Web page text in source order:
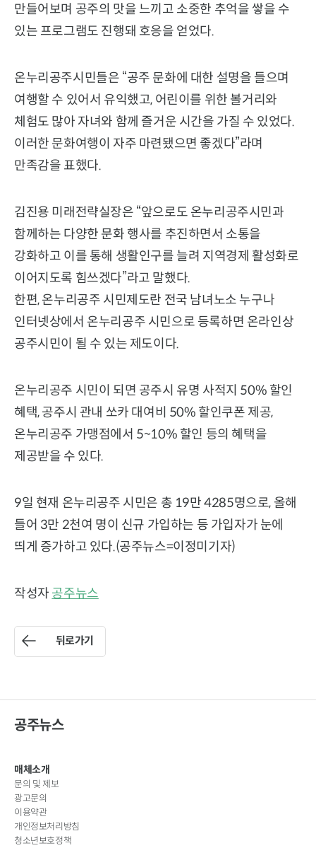
만들어보며 공주의 맛을 느끼고 소중한 추억을 쌓을 수
있는 프로그램도 진행돼 호응을 얻었다.
온누리공주시민들은 “공주 문화에 대한 설명을 들으며
여행할 수 있어서 유익했고, 어린이를 위한 볼거리와
체험도 많아 자녀와 함께 즐거운 시간을 가질 수 있었다.
이러한 문화여행이 자주 마련됐으면 좋겠다”라며
만족감을 표했다.
김진용 미래전략실장은 “앞으로도 온누리공주시민과
함께하는 다양한 문화 행사를 추진하면서 소통을
강화하고 이를 통해 생활인구를 늘려 지역경제 활성화로
이어지도록 힘쓰겠다”라고 말했다.
한편, 온누리공주 시민제도란 전국 남녀노소 누구나
인터넷상에서 온누리공주 시민으로 등록하면 온라인상
공주시민이 될 수 있는 제도이다.
온누리공주 시민이 되면 공주시 유명 사적지 50% 할인
혜택, 공주시 관내 쏘카 대여비 50% 할인쿠폰 제공,
온누리공주 가맹점에서 5~10% 할인 등의 혜택을
제공받을 수 있다.
9일 현재 온누리공주 시민은 총 19만 4285명으로, 올해
들어 3만 2천여 명이 신규 가입하는 등 가입자가 눈에
띄게 증가하고 있다.(공주뉴스=이정미기자)
작성자 공주뉴스
뒤로가기
공주뉴스
매체소개
문의 및 제보
광고문의
이용약관
개인정보처리방침
청소년보호정책